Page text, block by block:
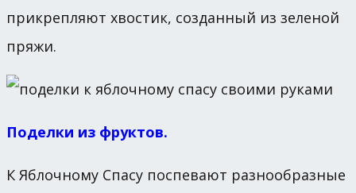
прикрепляют хвостик, созданный из зеленой
пряжи.
Поделки из фруктов.
К Яблочному Спасу поспевают разнообразные